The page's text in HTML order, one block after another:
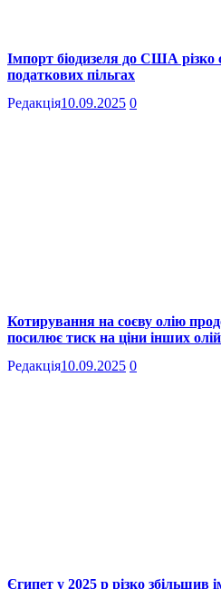
Імпорт біодизеля до США різко
податкових пільгах
Редакція10.09.2025 0
Котирування на соєву олію
посилює тиск на ціни інших олій
Редакція10.09.2025 0
Єгипет у 2025 р різко збільшив